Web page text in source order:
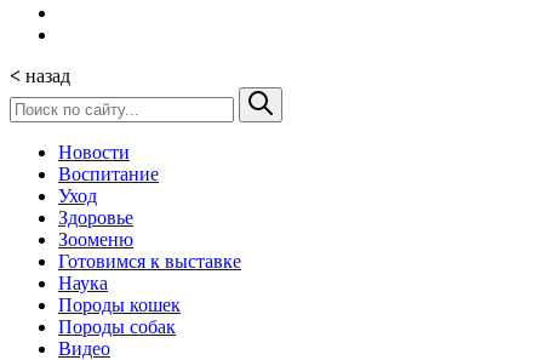
< назад
Новости
Воспитание
Уход
Здоровье
Зооменю
Готовимся к выставке
Наука
Породы кошек
Породы собак
Видео